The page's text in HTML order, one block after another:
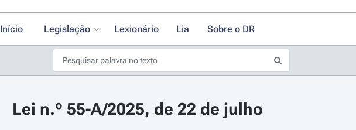
Início Legislação Lexionário Lia Sobre o DR
Lei n.º 55-A/2025, de 22 de julho